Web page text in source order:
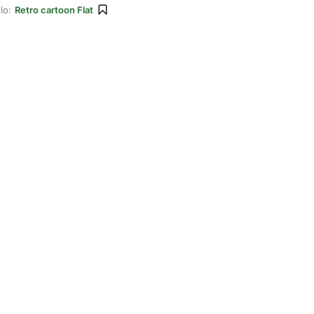
Retro cartoon Flat